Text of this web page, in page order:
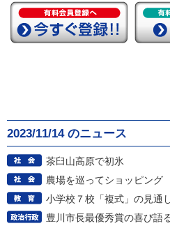
2023/11/14 のニュース
茶臼山高原で初氷
農場を巡ってショッピング
小学校７校「複式」の見通
豊川市長最優秀賞の喜び語